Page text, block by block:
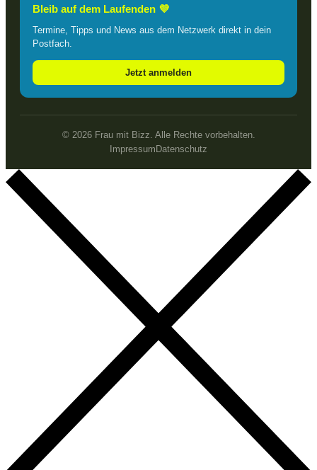
Bleib auf dem Laufenden 💜
Termine, Tipps und News aus dem Netzwerk direkt in dein
Postfach.
Jetzt anmelden
© 2026 Frau mit Bizz. Alle Rechte vorbehalten.
Impressum Datenschutz